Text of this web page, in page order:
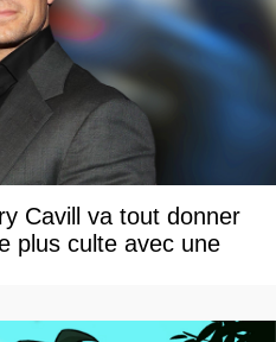
Cavill va tout donner
plus culte avec une